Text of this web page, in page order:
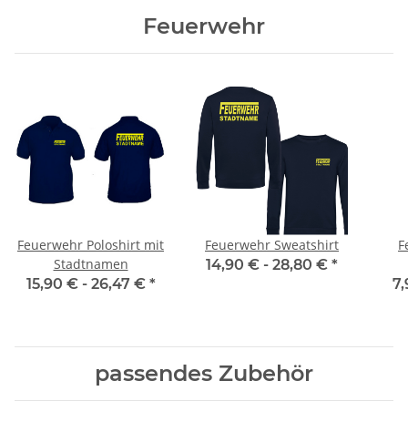
Feuerwehr
Feuerwehr Poloshirt mit
Stadtnamen
15,90 € - 26,47 € *
Feuerwehr Sweatshirt
14,90 € - 28,80 € *
passendes Zubehör